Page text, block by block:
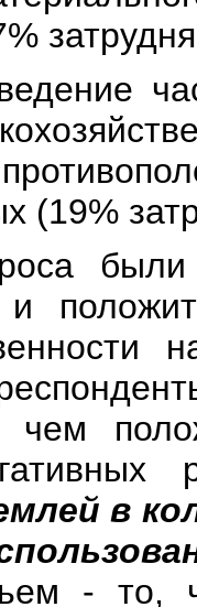
(19%
и
чем
в
- то,